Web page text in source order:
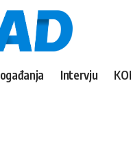
Intervju